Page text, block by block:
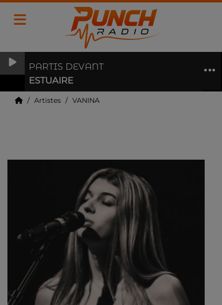
PARTIS DEVANT
ESTUAIRE
Artistes VANINA